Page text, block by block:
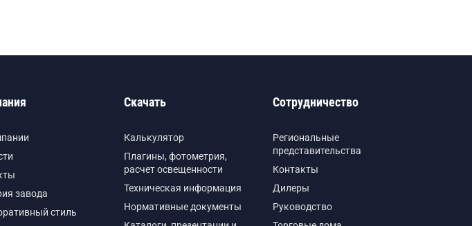
завода
стиль
Скачать
Калькулятор
Плагины, фотометрия,
расчет освещенности
Техническая информация
Нормативные документы
Сотрудничество
Региональные
представительства
Контакты
Дилеры
Руководство